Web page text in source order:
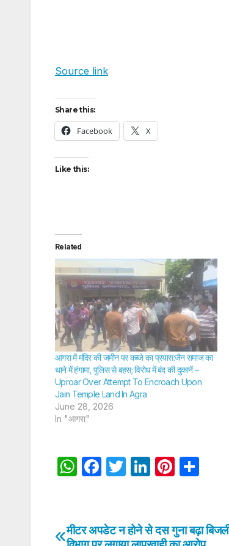
Source link
Share this:
Facebook X
Like this:
Related
आगरा में मंदिर की जमीन पर कब्जे का प्रयास:जैन समाज का
थाने में हंगामा, पुलिस से बहस; विरोध में बंद की दुकानें –
Uproar Over Attempt To Encroach Upon
Jain Temple Land In Agra
June 28, 2026
In "आगरा"
W
s
F
e
T
er
Li
e
Pi
e e
Post
मीटर अपडेट न होने से दस गुना बढ़ा